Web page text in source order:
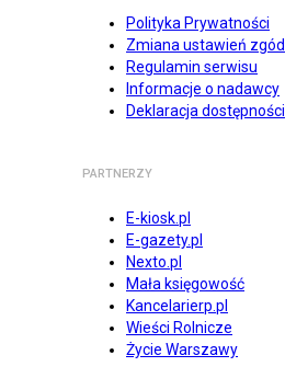
Polityka Prywatności
Zmiana ustawień zgód
Regulamin serwisu
Informacje o nadawcy
Deklaracja dostępności
PARTNERZY
E-kiosk.pl
E-gazety.pl
Nexto.pl
Mała księgowość
Kancelarierp.pl
Wieści Rolnicze
Życie Warszawy